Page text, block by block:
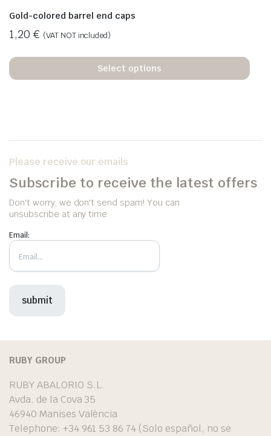
Gold-colored barrel end caps
1,20 € (VAT NOT included)
Select options
Please receive our emails
Subscribe to receive the latest offers
Don't worry, we don't send spam! You can
unsubscribe at any time.
Email:
RUBY GROUP
RUBY ABALORIO S.L.
Avda. de la Cova 35
46940 Manises València
Telephone: +34 961 53 86 74 (Solo español, no se